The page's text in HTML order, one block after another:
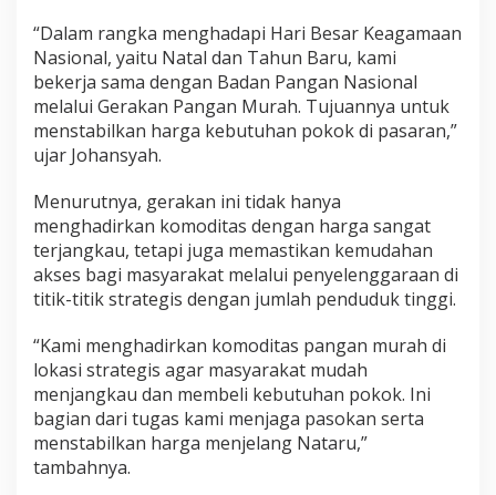
“Dalam rangka menghadapi Hari Besar Keagamaan
Nasional, yaitu Natal dan Tahun Baru, kami
bekerja sama dengan Badan Pangan Nasional
melalui Gerakan Pangan Murah. Tujuannya untuk
menstabilkan harga kebutuhan pokok di pasaran,”
ujar Johansyah.
Menurutnya, gerakan ini tidak hanya
menghadirkan komoditas dengan harga sangat
terjangkau, tetapi juga memastikan kemudahan
akses bagi masyarakat melalui penyelenggaraan di
titik-titik strategis dengan jumlah penduduk tinggi.
“Kami menghadirkan komoditas pangan murah di
lokasi strategis agar masyarakat mudah
menjangkau dan membeli kebutuhan pokok. Ini
bagian dari tugas kami menjaga pasokan serta
menstabilkan harga menjelang Nataru,”
tambahnya.